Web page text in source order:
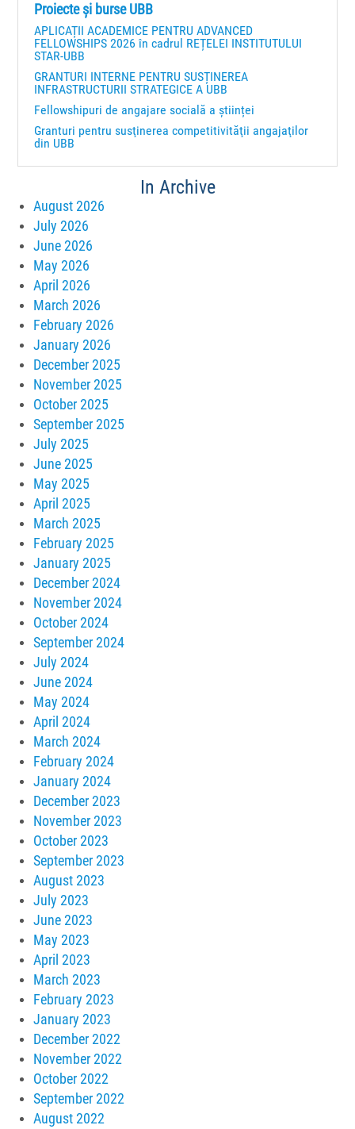
Proiecte și burse UBB
APLICAȚII ACADEMICE PENTRU ADVANCED
FELLOWSHIPS 2026 în cadrul REȚELEI INSTITUTULUI
STAR-UBB
GRANTURI INTERNE PENTRU SUSȚINEREA
INFRASTRUCTURII STRATEGICE A UBB
Fellowshipuri de angajare socială a științei
Granturi pentru susţinerea competitivităţii angajaţilor
din UBB
In Archive
August 2026
July 2026
June 2026
May 2026
April 2026
March 2026
February 2026
January 2026
December 2025
November 2025
October 2025
September 2025
July 2025
June 2025
May 2025
April 2025
March 2025
February 2025
January 2025
December 2024
November 2024
October 2024
September 2024
July 2024
June 2024
May 2024
April 2024
March 2024
February 2024
January 2024
December 2023
November 2023
October 2023
September 2023
August 2023
July 2023
June 2023
May 2023
April 2023
March 2023
February 2023
January 2023
December 2022
November 2022
October 2022
September 2022
August 2022